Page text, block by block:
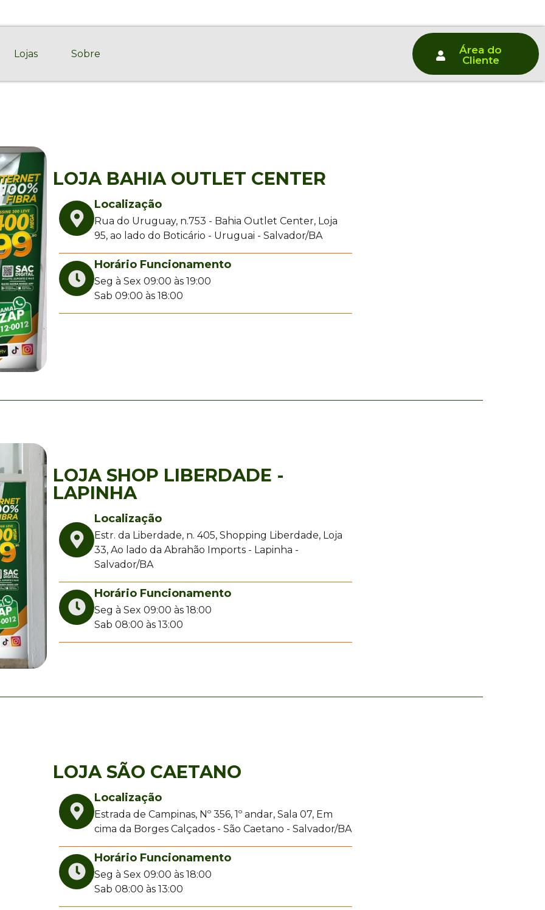
Lojas Sobre
Área do
Cliente
LOJA BAHIA OUTLET CENTER
Localização
Rua do Uruguay, n.753 - Bahia Outlet Center, Loja
95, ao lado do Boticário - Uruguai - Salvador/BA
Horário Funcionamento
Seg à Sex 09:00 às 19:00
Sab 09:00 às 18:00
LOJA SHOP LIBERDADE -
LAPINHA
Localização
Estr. da Liberdade, n. 405, Shopping Liberdade, Loja
33, Ao lado da Abrahão Imports - Lapinha -
Salvador/BA
Horário Funcionamento
Seg à Sex 09:00 às 18:00
Sab 08:00 às 13:00
LOJA SÃO CAETANO
Localização
Estrada de Campinas, Nº 356, 1º andar, Sala 07, Em
cima da Borges Calçados - São Caetano - Salvador/BA
Horário Funcionamento
Seg à Sex 09:00 às 18:00
Sab 08:00 às 13:00